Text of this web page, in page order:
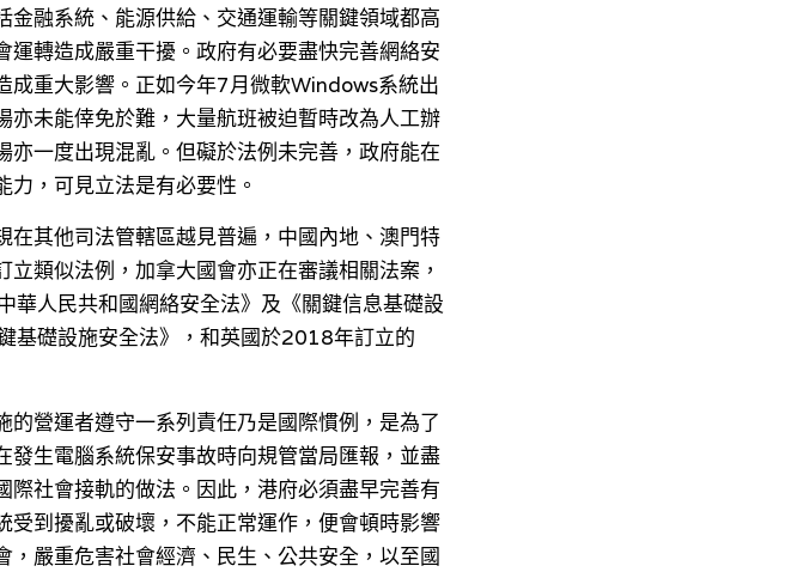
融系統、能源供給、交通運輸等關鍵領域都高
轉造成嚴重干擾。政府有必要盡快完善網絡安
成重大影響。正如今年7月微軟Windows系統出
未能倖免於難，大量航班被迫暫時改為人工辦
一度出現混亂。但礙於法例未完善，政府能在
，可見立法是有必要性。
其他司法管轄區越見普遍，中國內地、澳門特
類似法例，加拿大國會亦正在審議相關法案，
人民共和國網絡安全法》及《關鍵信息基礎設
礎設施安全法》，和英國於2018年訂立的
營運者遵守一系列責任乃是國際慣例，是為了
生電腦系統保安事故時向規管當局匯報，並盡
社會接軌的做法。因此，港府必須盡早完善有
到擾亂或破壞，不能正常運作，便會頓時影響
嚴重危害社會經濟、民生、公共安全，以至國